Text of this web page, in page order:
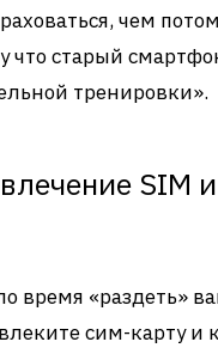
чем
что старый
тренировки».
SIM
время «раздеть»
сим-карту и